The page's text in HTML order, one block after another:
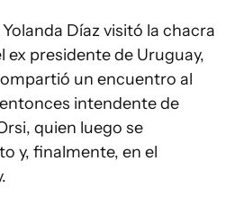
Díaz visitó la chacra
ex presidente de Uruguay,
un encuentro al
intendente de
quien luego se
y, finalmente, en el